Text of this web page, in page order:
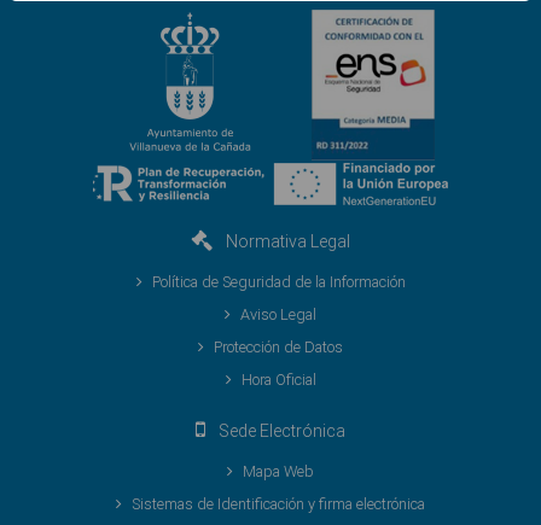
Normativa Legal
Política de Seguridad de la Información
Aviso Legal
Protección de Datos
Hora Oficial
Sede Electrónica
Mapa Web
Sistemas de Identificación y firma electrónica